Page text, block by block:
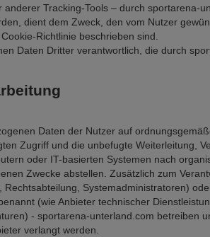
Tracking-Tools – durch sportarena-
dient dem Zweck, den vom Nutzer
Richtlinie beschrieben sind.
Daten Dritter verantwortlich, die durch
Daten der Nutzer auf
Zugriff und die unbefugte Weiterleitung,
oder IT-basierten Systemen nach
Zwecke abstellen. Zusätzlich zum
Systemadministratoren)
(wie Anbieter technischer
- sportarena-unterland.com betreiben
verlangt werden.